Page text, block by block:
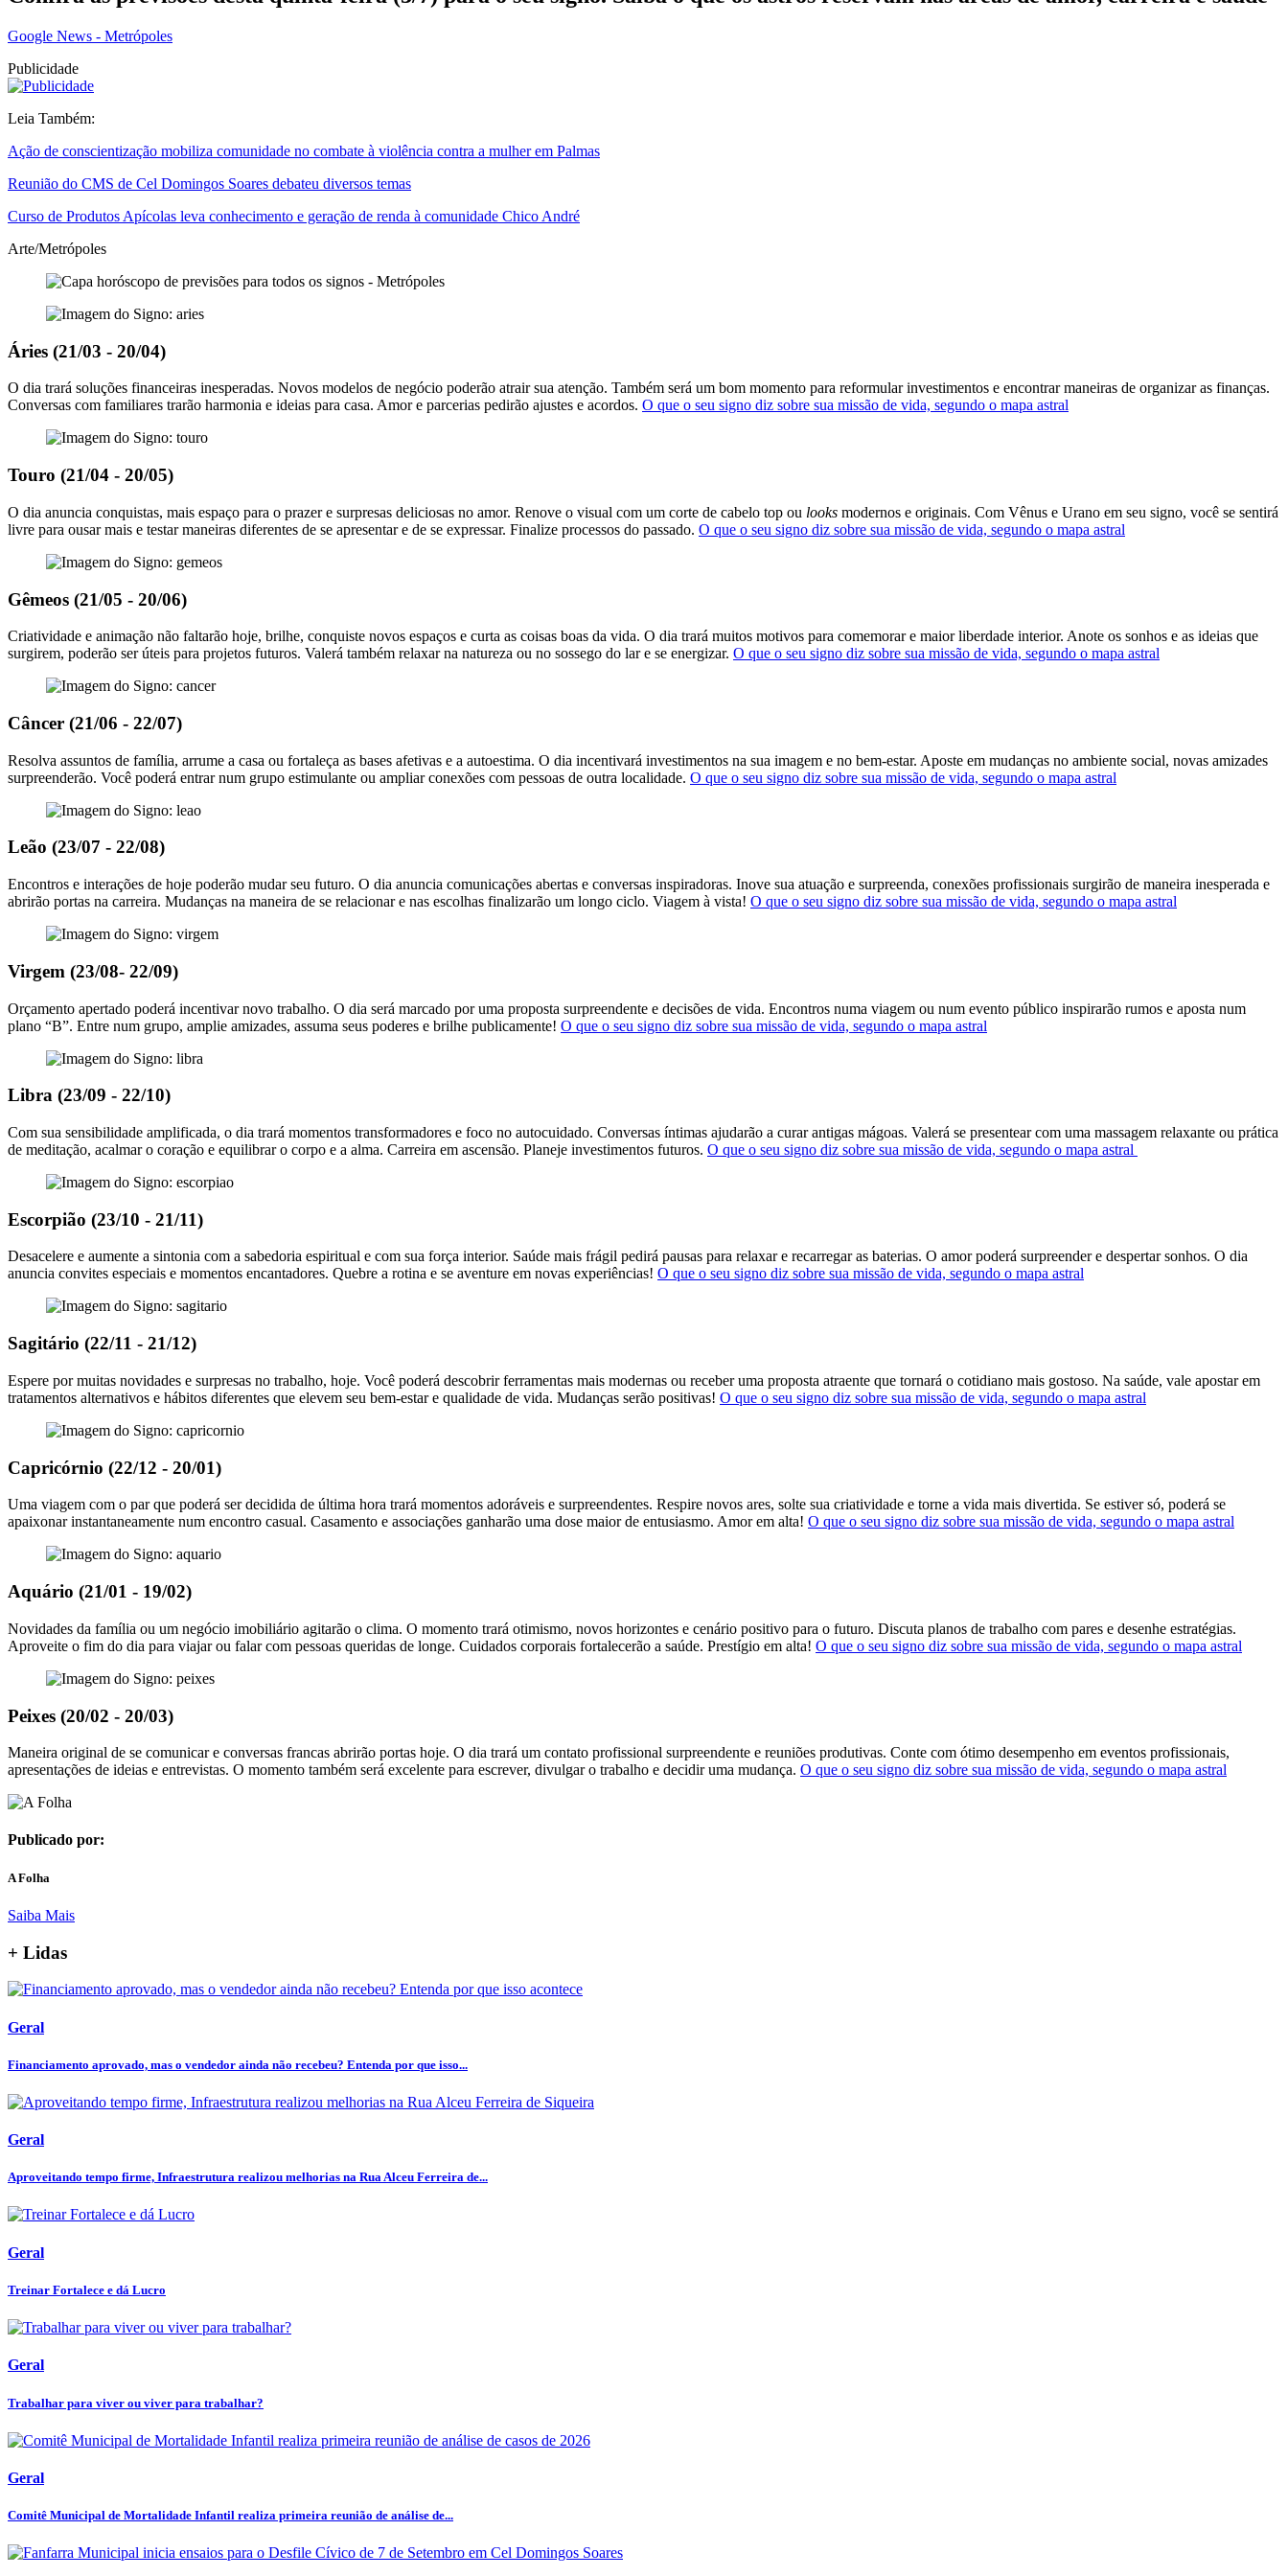
Google News - Metrópoles
Publicidade
Leia Também:
Ação de conscientização mobiliza comunidade no combate à violência contra a mulher em Palmas
Reunião do CMS de Cel Domingos Soares debateu diversos temas
Curso de Produtos Apícolas leva conhecimento e geração de renda à comunidade Chico André
Arte/Metrópoles
Áries (21/03 - 20/04)
O dia trará soluções financeiras inesperadas. Novos modelos de negócio poderão atrair sua atenção. Também será um bom momento para reformular investimentos e encontrar maneiras de organizar as finanças.
Conversas com familiares trarão harmonia e ideias para casa. Amor e parcerias pedirão ajustes e acordos. O que o seu signo diz sobre sua missão de vida, segundo o mapa astral
Touro (21/04 - 20/05)
O dia anuncia conquistas, mais espaço para o prazer e surpresas deliciosas no amor. Renove o visual com um corte de cabelo top ou looks modernos e originais. Com Vênus e Urano em seu signo, você se sentirá
livre para ousar mais e testar maneiras diferentes de se apresentar e de se expressar. Finalize processos do passado. O que o seu signo diz sobre sua missão de vida, segundo o mapa astral
Gêmeos (21/05 - 20/06)
Criatividade e animação não faltarão hoje, brilhe, conquiste novos espaços e curta as coisas boas da vida. O dia trará muitos motivos para comemorar e maior liberdade interior. Anote os sonhos e as ideias que
surgirem, poderão ser úteis para projetos futuros. Valerá também relaxar na natureza ou no sossego do lar e se energizar. O que o seu signo diz sobre sua missão de vida, segundo o mapa astral
Câncer (21/06 - 22/07)
Resolva assuntos de família, arrume a casa ou fortaleça as bases afetivas e a autoestima. O dia incentivará investimentos na sua imagem e no bem-estar. Aposte em mudanças no ambiente social, novas amizades
surpreenderão. Você poderá entrar num grupo estimulante ou ampliar conexões com pessoas de outra localidade. O que o seu signo diz sobre sua missão de vida, segundo o mapa astral
Leão (23/07 - 22/08)
Encontros e interações de hoje poderão mudar seu futuro. O dia anuncia comunicações abertas e conversas inspiradoras. Inove sua atuação e surpreenda, conexões profissionais surgirão de maneira inesperada e
abrirão portas na carreira. Mudanças na maneira de se relacionar e nas escolhas finalizarão um longo ciclo. Viagem à vista! O que o seu signo diz sobre sua missão de vida, segundo o mapa astral
Virgem (23/08- 22/09)
Orçamento apertado poderá incentivar novo trabalho. O dia será marcado por uma proposta surpreendente e decisões de vida. Encontros numa viagem ou num evento público inspirarão rumos e aposta num
plano “B”. Entre num grupo, amplie amizades, assuma seus poderes e brilhe publicamente! O que o seu signo diz sobre sua missão de vida, segundo o mapa astral
Libra (23/09 - 22/10)
Com sua sensibilidade amplificada, o dia trará momentos transformadores e foco no autocuidado. Conversas íntimas ajudarão a curar antigas mágoas. Valerá se presentear com uma massagem relaxante ou prática
de meditação, acalmar o coração e equilibrar o corpo e a alma. Carreira em ascensão. Planeje investimentos futuros. O que o seu signo diz sobre sua missão de vida, segundo o mapa astral
Escorpião (23/10 - 21/11)
Desacelere e aumente a sintonia com a sabedoria espiritual e com sua força interior. Saúde mais frágil pedirá pausas para relaxar e recarregar as baterias. O amor poderá surpreender e despertar sonhos. O dia
anuncia convites especiais e momentos encantadores. Quebre a rotina e se aventure em novas experiências! O que o seu signo diz sobre sua missão de vida, segundo o mapa astral
Sagitário (22/11 - 21/12)
Espere por muitas novidades e surpresas no trabalho, hoje. Você poderá descobrir ferramentas mais modernas ou receber uma proposta atraente que tornará o cotidiano mais gostoso. Na saúde, vale apostar em
tratamentos alternativos e hábitos diferentes que elevem seu bem-estar e qualidade de vida. Mudanças serão positivas! O que o seu signo diz sobre sua missão de vida, segundo o mapa astral
Capricórnio (22/12 - 20/01)
Uma viagem com o par que poderá ser decidida de última hora trará momentos adoráveis e surpreendentes. Respire novos ares, solte sua criatividade e torne a vida mais divertida. Se estiver só, poderá se
apaixonar instantaneamente num encontro casual. Casamento e associações ganharão uma dose maior de entusiasmo. Amor em alta! O que o seu signo diz sobre sua missão de vida, segundo o mapa astral
Aquário (21/01 - 19/02)
Novidades da família ou um negócio imobiliário agitarão o clima. O momento trará otimismo, novos horizontes e cenário positivo para o futuro. Discuta planos de trabalho com pares e desenhe estratégias.
Aproveite o fim do dia para viajar ou falar com pessoas queridas de longe. Cuidados corporais fortalecerão a saúde. Prestígio em alta! O que o seu signo diz sobre sua missão de vida, segundo o mapa astral
Peixes (20/02 - 20/03)
Maneira original de se comunicar e conversas francas abrirão portas hoje. O dia trará um contato profissional surpreendente e reuniões produtivas. Conte com ótimo desempenho em eventos profissionais,
apresentações de ideias e entrevistas. O momento também será excelente para escrever, divulgar o trabalho e decidir uma mudança. O que o seu signo diz sobre sua missão de vida, segundo o mapa astral
Publicado por:
A Folha
Saiba Mais
+ Lidas
Geral
Financiamento aprovado, mas o vendedor ainda não recebeu? Entenda por que isso...
Geral
Aproveitando tempo firme, Infraestrutura realizou melhorias na Rua Alceu Ferreira de...
Geral
Treinar Fortalece e dá Lucro
Geral
Trabalhar para viver ou viver para trabalhar?
Geral
Comitê Municipal de Mortalidade Infantil realiza primeira reunião de análise de...